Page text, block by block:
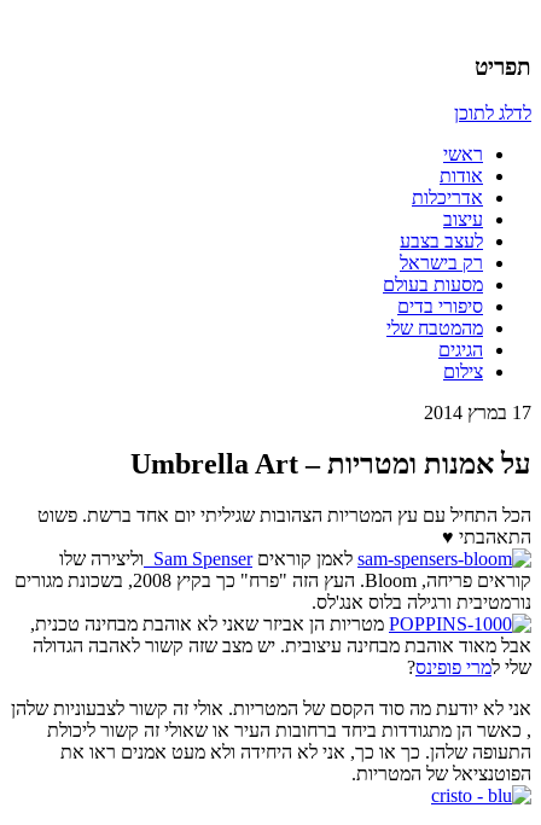
כמו אויר לנשימה – בלוג של
אדריכלית
תפריט
לדלג לתוכן
ראשי
אודות
אדריכלות
עיצוב
לעצב בצבע
רק בישראל
מסעות בעולם
סיפורי בדים
מהמטבח שלי
הגיגים
צילום
17 במרץ 2014
על אמנות ומטריות – Umbrella Art
הכל התחיל עם עץ המטריות הצהובות שגיליתי יום אחד ברשת. פשוט
התאהבתי ♥
לאמן קוראיםSam Spenser
וליצירה שלו
קוראים פריחה, Bloom. העץ הזה "פרח" כך בקיץ 2008, בשכונת מגורים
נורמטיבית ורגילה בלוס אנג'לס.
מטריות הן אביזר שאני לא אוהבת מבחינה טכנית,
אבל מאוד אוהבת מבחינה עיצובית. יש מצב שזה קשור לאהבה הגדולה
שלי ל מרי פופינס?
אני לא יודעת מה סוד הקסם של המטריות. אולי זה קשור לצבעוניות שלהן
, כאשר הן מתגודדות ביחד ברחובות העיר או שאולי זה קשור ליכולת
התעופה שלהן. כך או כך, אני לא היחידה ולא מעט אמנים ראו את
הפוטנציאל של המטריות.